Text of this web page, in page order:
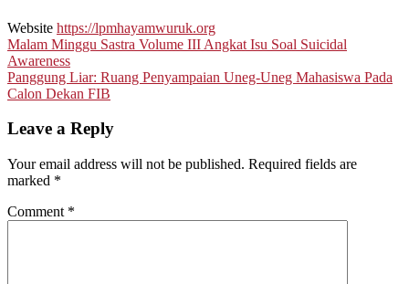
Website https://lpmhayamwuruk.org
Post
navigation
Malam Minggu Sastra Volume III Angkat Isu Soal Suicidal
Awareness
Panggung Liar: Ruang Penyampaian Uneg-Uneg Mahasiswa Pada
Calon Dekan FIB
Leave a Reply
Your email address will not be published. Required fields are
marked *
Comment *